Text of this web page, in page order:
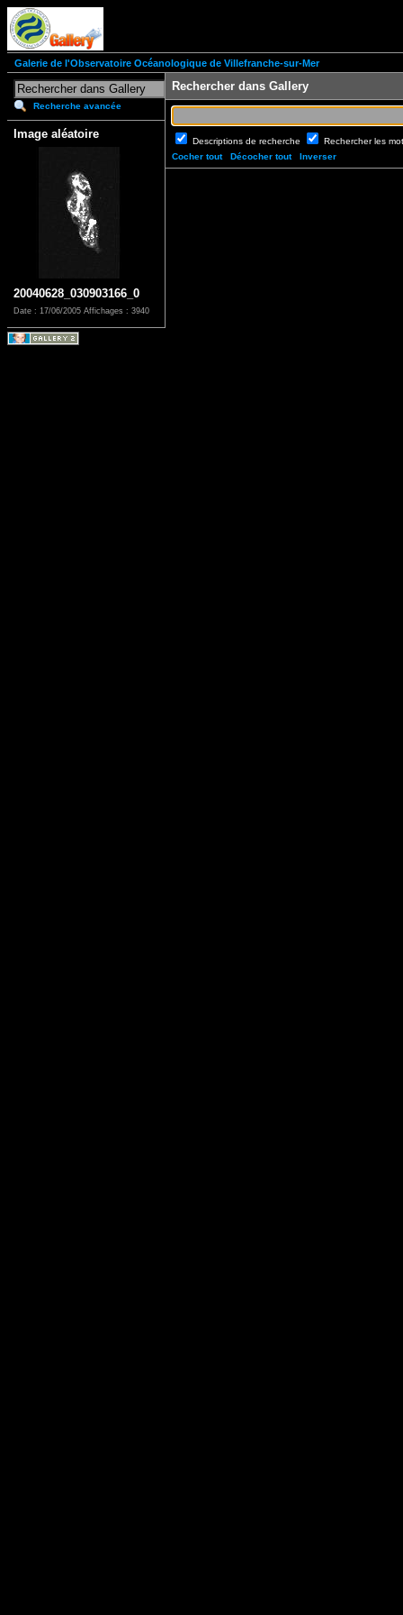
Galerie de l'Observatoire Océanologique de Villefranche-sur-Mer
Recherche avancée
Image aléatoire
20040628_030903166_0
Date : 17/06/2005 Affichages : 3940
Rechercher dans Gallery
Descriptions de recherche
Rechercher les
Cocher tout
Décocher tout Inverser